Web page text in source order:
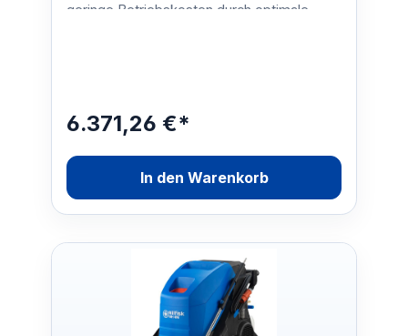
geringe Betriebskosten durch optimale
6.371,26 €*
In den Warenkorb